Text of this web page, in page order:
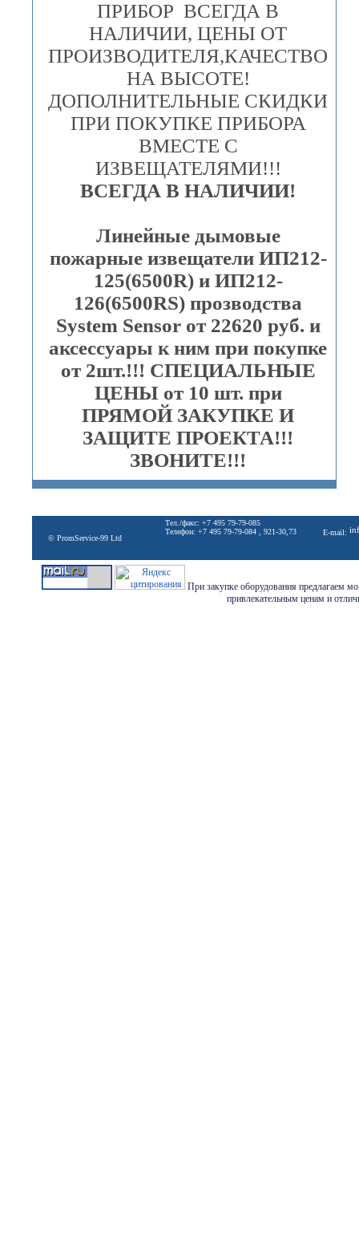
ПРИБОР ВСЕГДА В
НАЛИЧИИ, ЦЕНЫ ОТ
ПРОИЗВОДИТЕЛЯ,КАЧЕСТВО
НА ВЫСОТЕ!
ДОПОЛНИТЕЛЬНЫЕ СКИДКИ
ПРИ ПОКУПКЕ ПРИБОРА
ВМЕСТЕ С
ИЗВЕЩАТЕЛЯМИ!!!
ВСЕГДА В НАЛИЧИИ!
Линейные дымовые
пожарные извещатели ИП212-
125(6500R) и ИП212-
126(6500RS) прозводства
System Sensor от 22620 руб. и
аксессуары к ним при покупке
от 2шт.!!! СПЕЦИАЛЬНЫЕ
ЦЕНЫ от 10 шт. при
ПРЯМОЙ ЗАКУПКЕ И
ЗАЩИТЕ ПРОЕКТА!!!
ЗВОНИТЕ!!!
© PromService-99 Ltd
Тел./факс: +7 495 79-79-085
Телефон: +7 495 79-79-084 , 921-30,73
E-mail:
При закупке оборудования предлагаем
привлекательным ценам и